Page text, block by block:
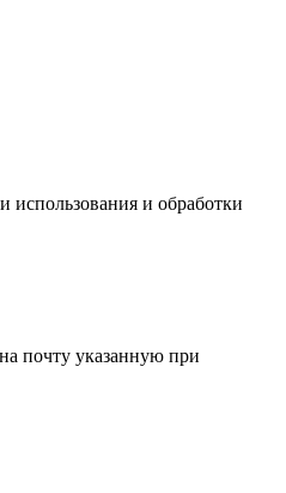
использования и обработки
почту указанную при